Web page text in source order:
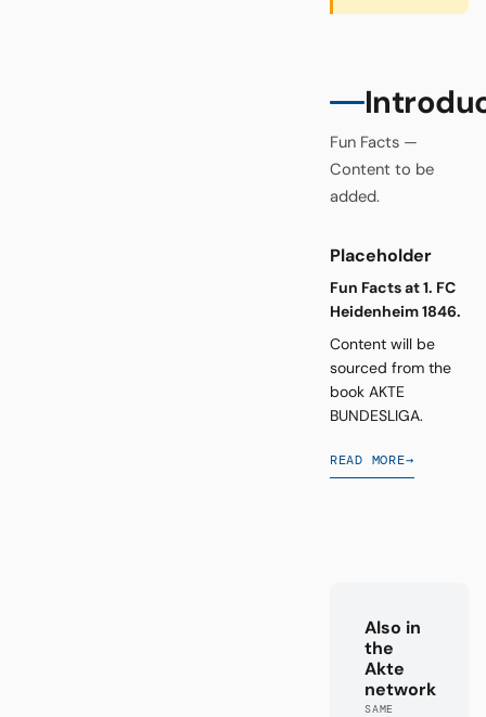
Fun Facts —
Content to be
added.
Placeholder
Fun Facts at 1. FC
Heidenheim 1846.
Content will be
sourced from the
book AKTE
BUNDESLIGA.
READ MORE→
Also in
the
Akte
network
SAME